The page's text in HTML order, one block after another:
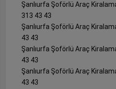
Şanlıurfa Şoförlü Araç
313 43 43
Şanlıurfa Şoförlü Araç
43 43
Şanlıurfa Şoförlü Araç
43 43
Şanlıurfa Şoförlü Araç
43 43